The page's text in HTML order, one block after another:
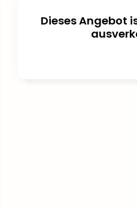
Dieses Angebot